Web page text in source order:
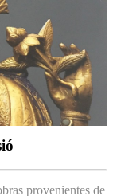
provenientes de